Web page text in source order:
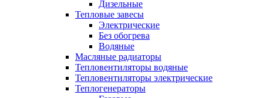
Дизельные
Тепловые завесы
Электрические
Без обогрева
Водяные
Масляные радиаторы
Тепловентиляторы водяные
Тепловентиляторы электрические
Теплогенераторы